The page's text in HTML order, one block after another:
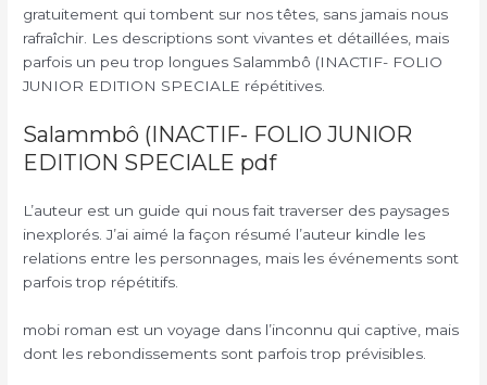
gratuitement qui tombent sur nos têtes, sans jamais nous
rafraîchir. Les descriptions sont vivantes et détaillées, mais
parfois un peu trop longues Salammbô (INACTIF- FOLIO
JUNIOR EDITION SPECIALE répétitives.
Salammbô (INACTIF- FOLIO JUNIOR
EDITION SPECIALE pdf
L’auteur est un guide qui nous fait traverser des paysages
inexplorés. J’ai aimé la façon résumé l’auteur kindle les
relations entre les personnages, mais les événements sont
parfois trop répétitifs.
mobi roman est un voyage dans l’inconnu qui captive, mais
dont les rebondissements sont parfois trop prévisibles.